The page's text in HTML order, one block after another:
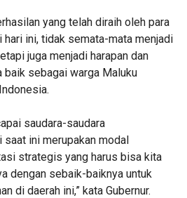
yang telah diraih oleh para
ini, tidak semata-mata menjadi
juga menjadi harapan dan
baik sebagai warga Maluku
saudara-saudara
ini merupakan modal
strategis yang harus bisa kita
dengan sebaik-baiknya untuk
di daerah ini,” kata Gubernur.